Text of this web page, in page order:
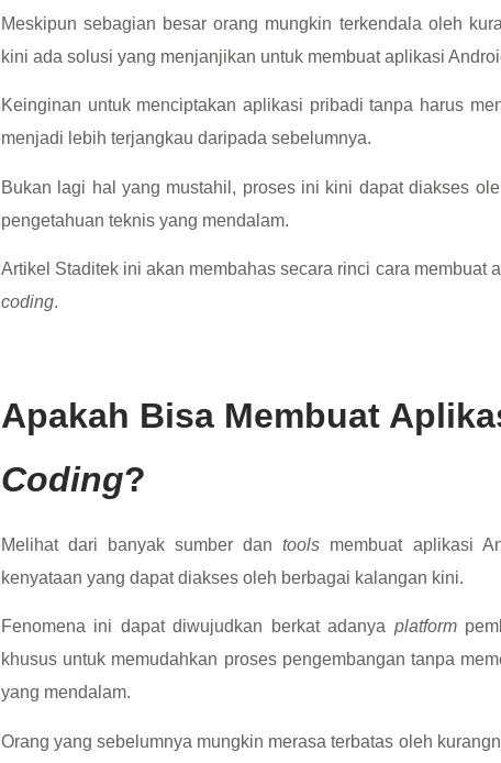
Meskipun sebagian besar orang mungkin terkendala oleh
kini ada solusi yang menjanjikan untuk membuat aplikasi
Keinginan untuk menciptakan aplikasi pribadi tanpa harus
menjadi lebih terjangkau daripada sebelumnya.
Bukan lagi hal yang mustahil, proses ini kini dapat diakses
pengetahuan teknis yang mendalam.
Artikel Staditek ini akan membahas secara rinci cara membuat
coding.
Apakah Bisa Membuat
Coding?
Melihat dari banyak sumber dantools membuat aplikasi
kenyataan yang dapat diakses oleh berbagai kalangan kini.
Fenomena ini dapat diwujudkan berkat adanya platform
khusus untuk memudahkan proses pengembangan tanpa
yang mendalam.
Orang yang sebelumnya mungkin merasa terbatas oleh